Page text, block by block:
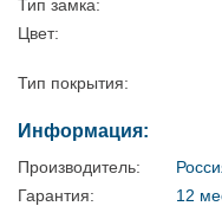
Тип замка:
Цвет:
Тип покрытия:
Информация:
Производитель:
Гарантия:
12